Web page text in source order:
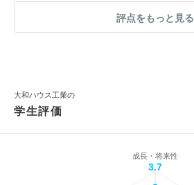
評点をもっと見る
大和ハウス工業の
学生評価
成長・将来性
3.7